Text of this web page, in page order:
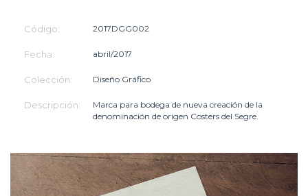
Código: 2017DGG002
Fecha: abril/2017
Colección: Diseño Gráfico
Descripción:
Marca para bodega de nueva creación de la
denominación de origen Costers del Segre.